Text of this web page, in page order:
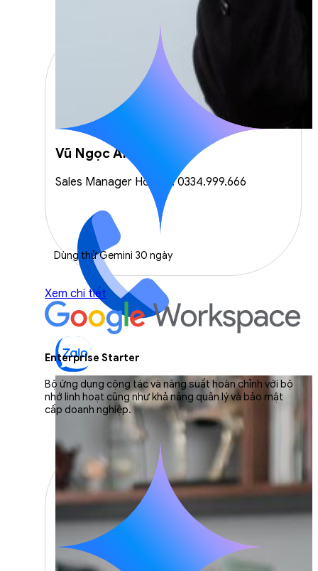
Vũ Ngọc Anh
Sales Manager Hotline: 0334.999.666
Dùng thử Gemini 30 ngày
Xem chi tiết
Enterprise Starter
Bộ ứng dụng cộng tác và năng suất hoàn chỉnh với bộ
nhớ linh hoạt cũng như khả năng quản lý và bảo mật
cấp doanh nghiệp.